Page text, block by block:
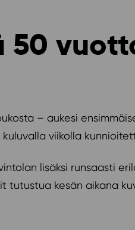
50
– aukesi
viikolla
lisäksi runsaasti
tutustua kesän aikana